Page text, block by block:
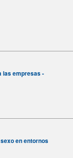
las empresas -
en entornos